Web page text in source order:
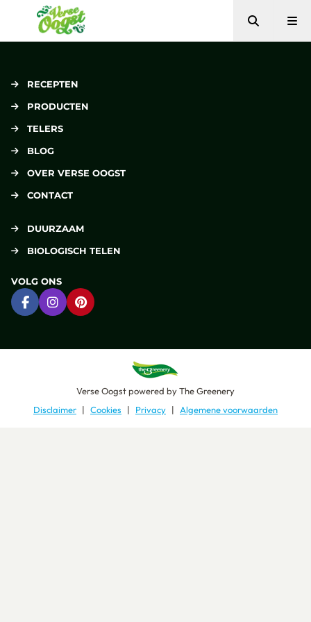
Verse Oogst
Zoeken
RECEPTEN
PRODUCTEN
TELERS
BLOG
OVER VERSE OOGST
CONTACT
DUURZAAM
BIOLOGISCH TELEN
VOLG ONS
Ga naar Facebook
Ga naar Instagram
Ga naar Pinterest
Verse Oogstpowered byThe Greenery
Disclaimer
Cookies Privacy Algemene voorwaarden